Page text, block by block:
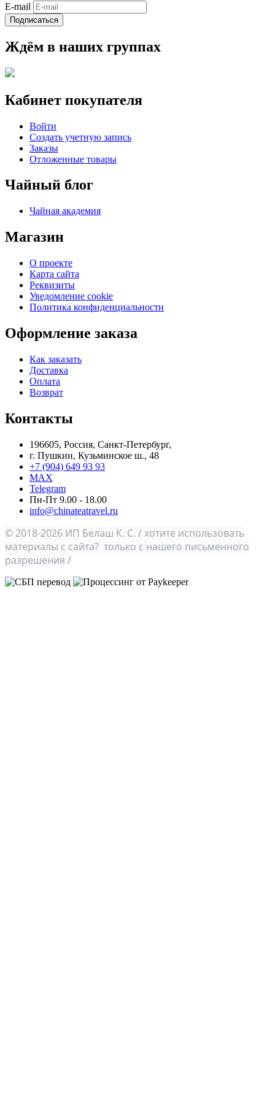
E-mail
Подписаться
Ждём в наших группах
Кабинет покупателя
Войти
Создать учетную запись
Заказы
Отложенные товары
Чайный блог
Чайная академия
Магазин
О проекте
Карта сайта
Реквизиты
Уведомление cookie
Политика конфиденциальности
Оформление заказа
Как заказать
Доставка
Оплата
Возврат
Контакты
196605, Россия, Санкт-Петербург,
г. Пушкин, Кузьминское ш., 48
+7 (904) 649 93 93
MAX
Telegram
Пн-Пт 9.00 - 18.00
info@chinateatravel.ru
© 2018-2026 ИП Белаш К. С. / хотите использовать
материалы с сайта? только с нашего письменного
разрешения /